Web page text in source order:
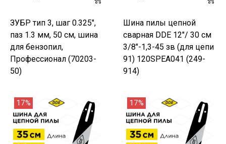
ЗУБР тип 3, шаг 0.325",
паз 1.3 мм, 50 см, шина
для бензопил,
Профессионал (70203-
50)
Шина пилы цепной
сварная DDE 12"/ 30 см
3/8"-1,3-45 зв (для цепи
91) 120SPEA041 (249-
914)
17% 17%